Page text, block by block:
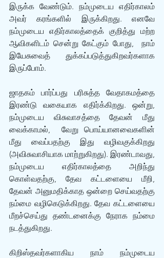
இருக்க வேண்டும். நம்முடைய எதிர்காலம்
அவர் கரங்களில் இருக்கிறது. எனவே
நம்முடைய எதிர்காலத்தைக் குறித்து மற்ற
ஆவிகளிடம் சென்று கேட்கும் போது,  நாம்
இயேசுவைத் துக்கப்படுத்துகிறவர்களாக
இருப்போம்.
ஜாதகம் பார்ப்பது பரிசுத்த வேதாகமத்தை
இரண்டு வகையாக எதிர்க்கிறது. ஒன்று,
நம்முடைய விசுவாசத்தை தேவன் மீது
வைக்காமல்,  வேறு பொய்யானவைகளின்
மீது வைப்பதற்கு இது வழிவகுக்கிறது
(அவிசுவாசியாக மாற்றுகிறது). இரண்டாவது,
நம்முடைய எதிர்காலத்தை அறிந்து
கொள்வதற்கு, தேவ கட்டளையை மீறி,
தேவன் அனுமதிக்காத ஒன்றை செய்வதற்கு
நம்மை வழிகெடுக்கிறது. தேவ கட்டளையை
மீறச்செய்து தண்டனைக்கு நேராக நம்மை
நடத்துகிறது.
கிறிஸ்தவர்களாகிய நாம் நம்முடைய